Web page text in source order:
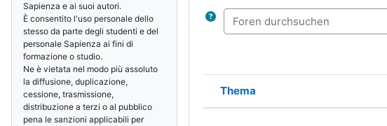
Foren durchsuchen
Status
Thema
Sapienza e ai suoi autori.
È consentito l'uso personale dello
stesso da parte degli studenti e del
personale Sapienza ai fini di
formazione o studio.
Ne è vietata nel modo più assoluto
la diffusione, duplicazione,
cessione, trasmissione,
distribuzione a terzi o al pubblico
pena le sanzioni applicabili per